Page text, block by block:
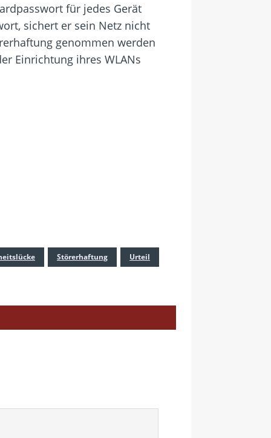
für jedes Gerät
sichert er sein Netz nicht
genommen werden
Einrichtung ihres WLANs
Störerhaftung Urteil